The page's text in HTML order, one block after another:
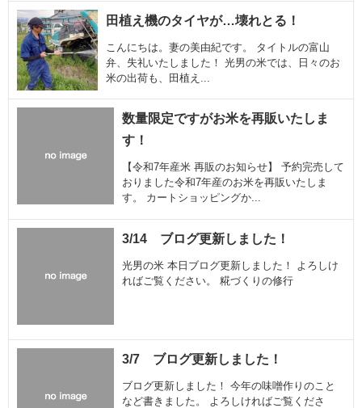
田植え機のタイヤが…壊れとる！
こんにちは。妻の美由紀です。 タイトルの富山
弁、失礼いたしました！ 光男の米では、日々のお
米の出荷も、田植え...
数量限定ですがお米を再販いたしま
す！
【令和7年産米 再販のお知らせ】 予約完売して
おりました令和7年産のお米を再販いたしま
す。 カートショッピングか...
3/14 ブログ更新しました！
光男の米 本日ブログ更新しました！ よろしけ
ればご覧ください。 糀づくりの修行
3/7 ブログ更新しました！
ブログ更新しました！ 今年の味噌作りのこと
など書きました。 よろしければご覧くださ